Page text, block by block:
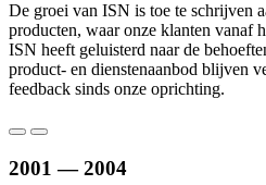
De groei van ISN is toe te schrijven
producten, waar onze klanten vanaf
ISN heeft geluisterd naar de
product- en dienstenaanbod blijven
feedback sinds onze oprichting.
2001 — 2004